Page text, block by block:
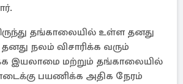
தங்காலையில் உள்ள தனது
தனது நலம் விசாரிக்க வரும்
இயலாமை மற்றும் தங்காலையில்
பயணிக்க அதிக நேரம்